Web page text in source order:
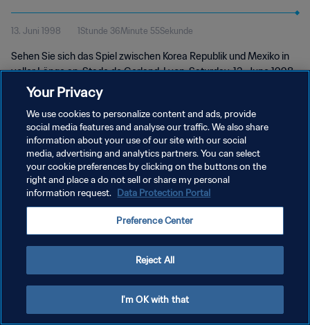
Frankreich 1998™ | Spiel in voller
Länge
13. Juni 1998 1Stunde 36Minute 55Sekunde
Sehen Sie sich das Spiel zwischen Korea Republik und Mexiko in
voller Länge an. Stade de Gerland, Lyon, Saturday, 13. June 1998.
DATENSCHUTZ
NUTZUNGSBEDINGUNGEN
COOKIE-EINSTELLUNGEN VERWALTEN
Your Privacy
We use cookies to personalize content and ads, provide
social media features and analyse our traffic. We also share
information about your use of our site with our social
media, advertising and analytics partners. You can select
your cookie preferences by clicking on the buttons on the
right and place a do not sell or share my personal
information request. Data Protection Portal
Preference Center
Reject All
I'm OK with that